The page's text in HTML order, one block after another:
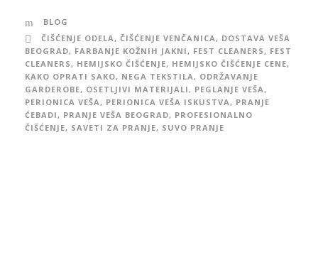
BLOG
ČIŠĆENJE ODELA, ČIŠĆENJE VENČANICA, DOSTAVA VEŠA
BEOGRAD, FARBANJE KOŽNIH JAKNI, FEST CLEANERS, FEST
CLEANERS, HEMIJSKO ČIŠĆENJE, HEMIJSKO ČIŠĆENJE CENE,
KAKO OPRATI SAKO, NEGA TEKSTILA, ODRŽAVANJE
GARDEROBE, OSETLJIVI MATERIJALI, PEGLANJE VEŠA,
PERIONICA VEŠA, PERIONICA VEŠA ISKUSTVA, PRANJE
ĆEBADI, PRANJE VEŠA BEOGRAD, PROFESIONALNO
ČIŠĆENJE, SAVETI ZA PRANJE, SUVO PRANJE